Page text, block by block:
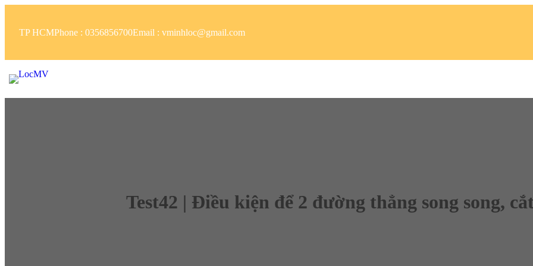
TP HCMPhone : 0356856700Email : vminhloc@gmail.com
Test42 | Điều kiện để 2 đường thẳng song song,